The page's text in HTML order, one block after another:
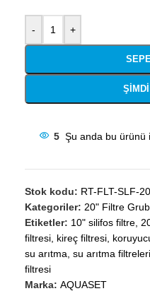
- +
5 Şu anda bu ürünü
Stok kodu: RT-FLT-SLF-20
Kategoriler: 20" Filtre
Etiketler: 10" silifos filtre
filtresi kireç filtresi
su arıtma su arıtma filtreleri
filtresi
Marka: AQUASET